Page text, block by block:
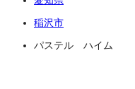
稲沢市
パステル ハイム